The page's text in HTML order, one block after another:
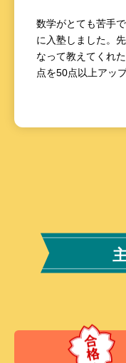
数学がとても苦手
に入塾しました。
なって教えてくれ
点を50点以上アッ